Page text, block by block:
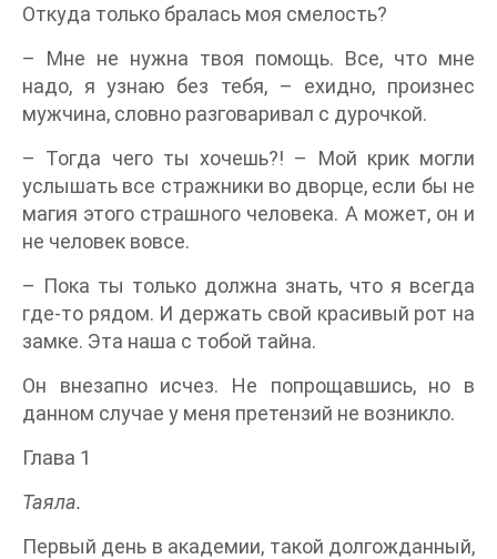
Откуда только бралась моя смелость?
– Мне не нужна твоя помощь. Все, что мне
надо, я узнаю без тебя, – ехидно, произнес
мужчина, словно разговаривал с дурочкой.
– Тогда чего ты хочешь?! – Мой крик могли
услышать все стражники во дворце, если бы не
магия этого страшного человека. А может, он и
не человек вовсе.
– Пока ты только должна знать, что я всегда
где-то рядом. И держать свой красивый рот на
замке. Эта наша с тобой тайна.
Он внезапно исчез. Не попрощавшись, но в
данном случае у меня претензий не возникло.
Глава 1
Таяла.
Первый день в академии, такой долгожданный,